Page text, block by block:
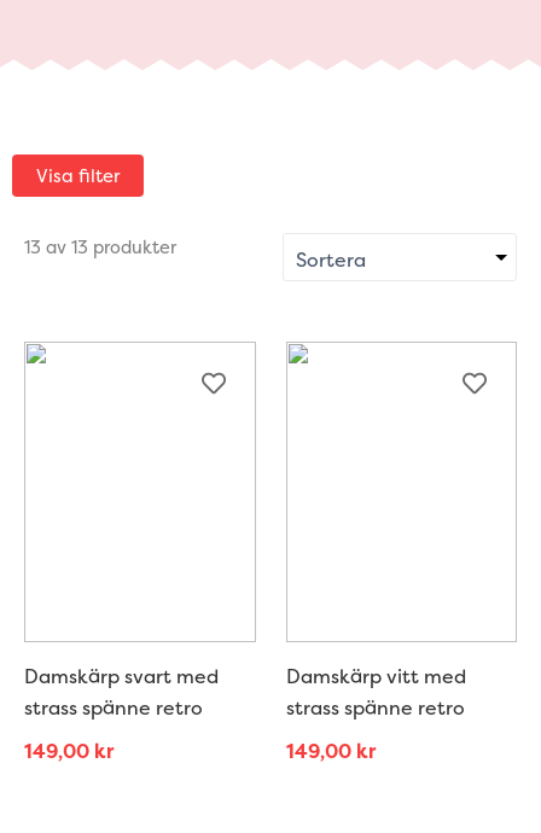
Visa filter
13 av 13 produkter
Damskärp svart med
strass spänne retro
149,00 kr
Damskärp vitt med
strass spänne retro
149,00 kr